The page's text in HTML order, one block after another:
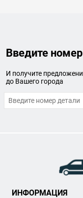
Введите
И получите
до Вашего города
ИНФОРМАЦИЯ